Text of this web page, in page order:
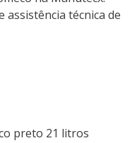
assistência técnica de
preto 21 litros